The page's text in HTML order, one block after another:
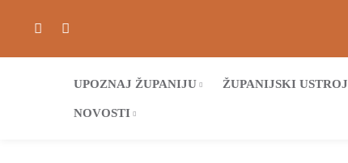
UPOZNAJ ŽUPANIJU ŽUPANIJSKI USTROJ
NOVOSTI